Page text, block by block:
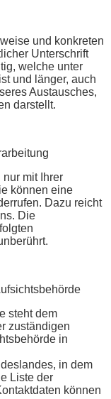
und konkreten
Unterschrift
welche unter
und länger, auch
Austausches,
darstellt.
mit Ihrer
können eine
Dazu reicht
Die
steht dem
zuständigen
in
in dem
Liste der
können